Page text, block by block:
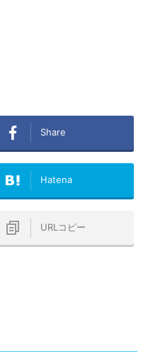
Share
Hatena
URLコピー